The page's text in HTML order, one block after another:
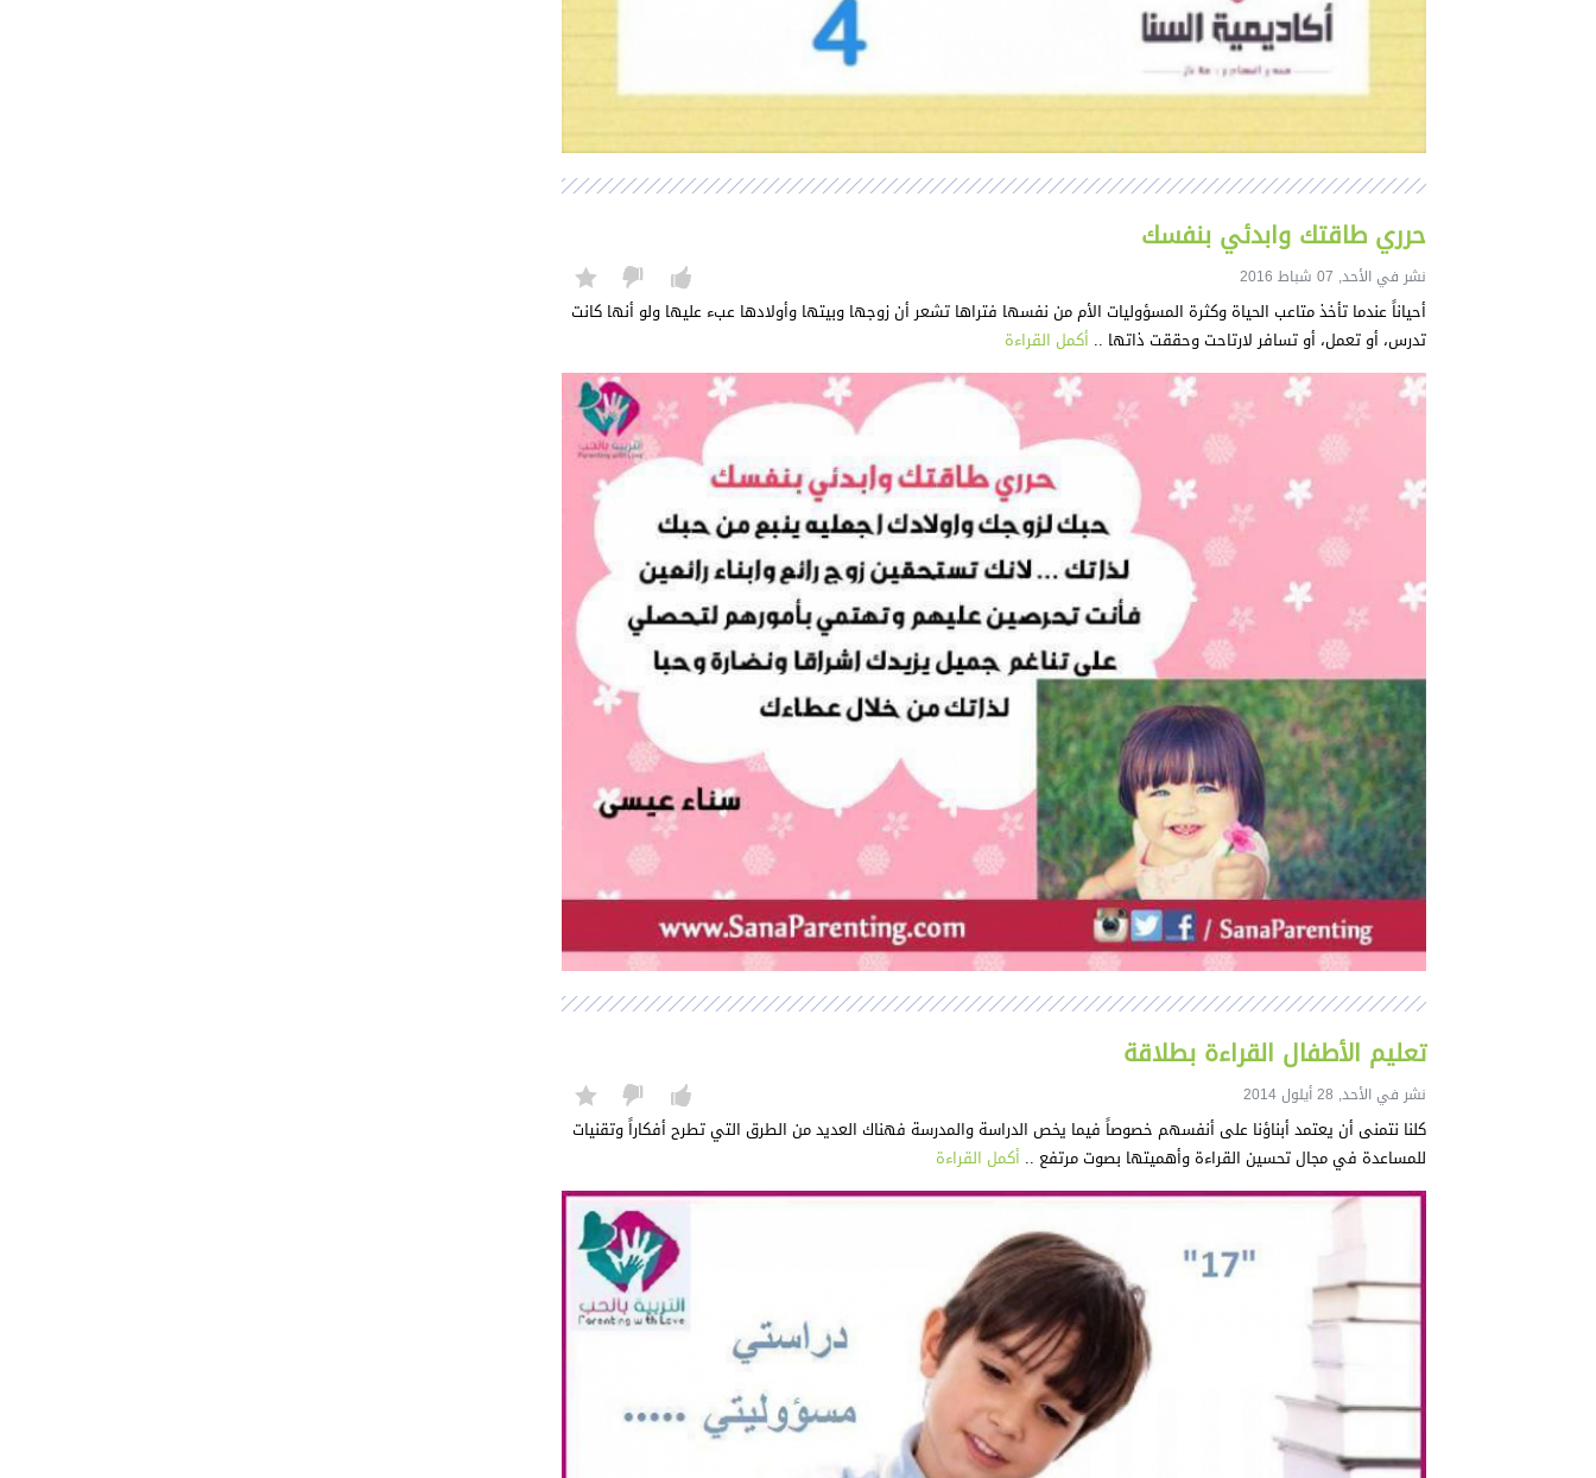
حرري طاقتك وابدئي بنفسك
نشر في الأحد, 07 شباط 2016
أحياناً عندما تأخذ متاعب الحياة وكثرة المسؤوليات الأم من نفسها فتراها تشعر أن زوجها وبيتها وأولادها عبء عليها ولو أنها كانت
تدرس، أو تعمل، أو تسافر لارتاحت وحققت ذاتها .. أكمل القراءة
تعليم الأطفال القراءة بطلاقة
نشر في الأحد, 28 أيلول 2014
كلنا نتمنى أن يعتمد أبناؤنا على أنفسهم خصوصاً فيما يخص الدراسة والمدرسة فهناك العديد من الطرق التي تطرح أفكاراً وتقنيات
للمساعدة في مجال تحسين القراءة وأهميتها بصوت مرتفع .. أكمل القراءة